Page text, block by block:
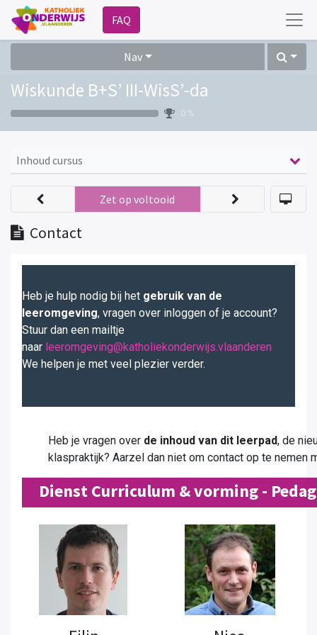
FAQ
Nav
Wiskunde B+S’ III-WisS’-da
0 %
Inhoud cursus
Contact
Zet op voltooid
Heb je hulp nodig bij het gebruik van de
leeromgeving, vragen over inloggen of je account?
Stuur dan een mailtje
naar leeromgeving@katholiekonderwijs.vlaanderen
We helpen je met veel plezier verder.
Heb je vragen over de inhoud van dit leerpad, de
klaspraktijk? Aarzel dan niet om contact op te nemen
Dienst Curriculum & vorming -